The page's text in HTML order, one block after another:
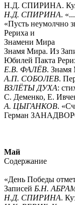
Н.Д. СПИРИНА.
Н.Д. СПИРИНА.
«Пусть неумолчно
Рериха и
Знамени Мира
Знамя Мира. Из
Юбилей Пакта
Е.В. ФАЛЁВ. Знамя
А.П. СОБОЛЕВ.
ВЗЛЁТЫ ДУХА:
С. Деменко, Е.
А. ЦЫГАНКОВ.
Герман
Май
Содержание
«День Победы
Записей Б.Н.
Н.Д. СПИРИНА.